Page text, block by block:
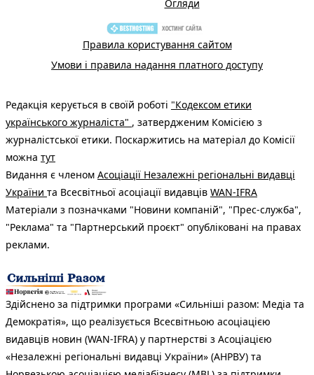
Огляди
Правила користування сайтом
Умови і правила надання платного доступу
Редакція керується в своїй роботі "Кодексом етики
українського журналіста" , затвердженим Комісією з
журналістської етики. Поскаржитись на матеріал до Комісії
можна тут
Видання є членом Асоціації Незалежні регіональні видавці
України та Всесвітньої асоціації видавців WAN-IFRA
Матеріали з позначками "Новини компаній", "Прес-служба",
"Реклама" та "Партнерський проєкт" опубліковані на правах
реклами.
Здійснено за підтримки програми «Сильніші разом: Медіа та
Демократія», що реалізується Всесвітньою асоціацією
видавців новин (WAN-IFRA) у партнерстві з Асоціацією
«Незалежні регіональні видавці України» (АНРВУ) та